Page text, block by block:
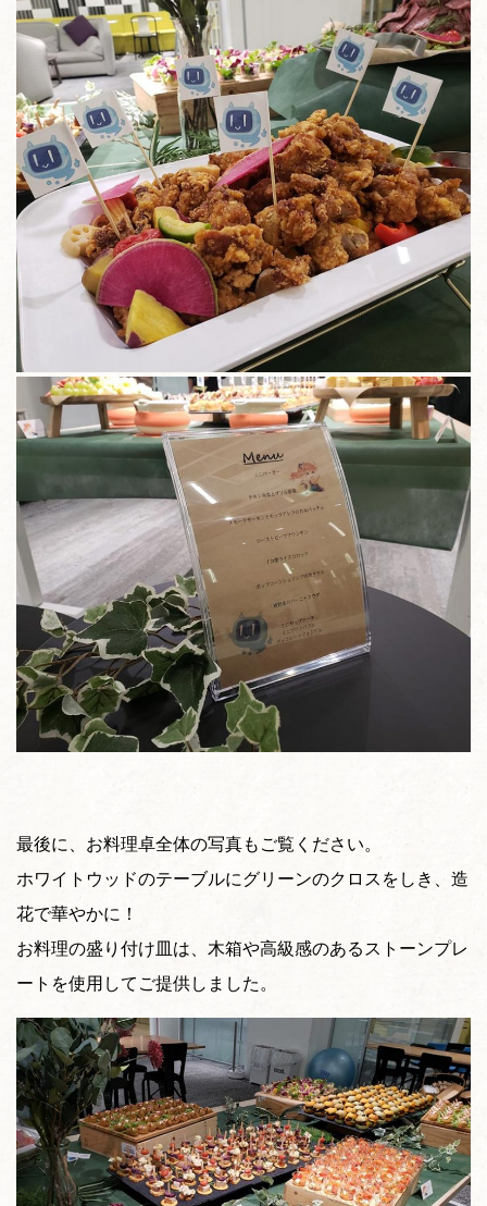
最後に、お料理卓全体の写真もご覧ください。
ホワイトウッドのテーブルにグリーンのクロスをしき、造
花で華やかに！
お料理の盛り付け皿は、木箱や高級感のあるストーンプレ
ートを使用してご提供しました。